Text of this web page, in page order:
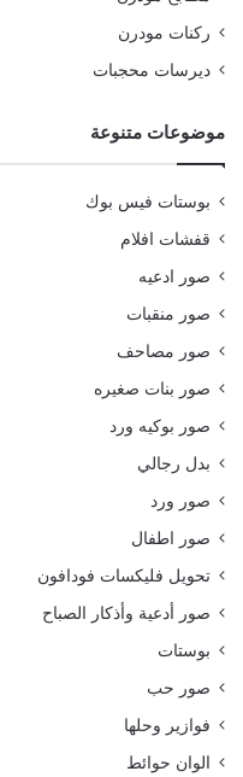
ركنات مودرن
ديرسات محجبات
موضوعات متنوعة
بوستات فيس بوك
قفشات افلام
صور ادعيه
صور منقبات
صور مصاحف
صور بنات صغيره
صور بوكيه ورد
بدل رجالي
صور ورد
صور اطفال
تحويل فليكسات فودافون
صور أدعية وأذكار الصباح
بوستات
صور حب
فوازير وحلها
الوان حوائط